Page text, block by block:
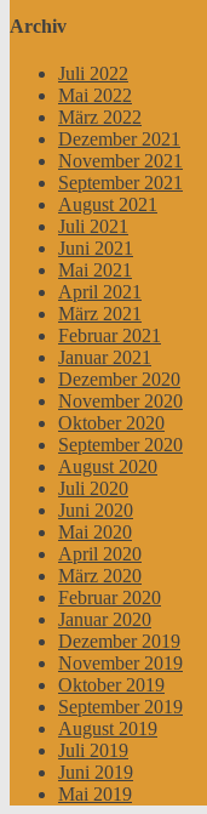
Archiv
Juli 2022
Mai 2022
März 2022
Dezember 2021
November 2021
September 2021
August 2021
Juli 2021
Juni 2021
Mai 2021
April 2021
März 2021
Februar 2021
Januar 2021
Dezember 2020
November 2020
Oktober 2020
September 2020
August 2020
Juli 2020
Juni 2020
Mai 2020
April 2020
März 2020
Februar 2020
Januar 2020
Dezember 2019
November 2019
Oktober 2019
September 2019
August 2019
Juli 2019
Juni 2019
Mai 2019